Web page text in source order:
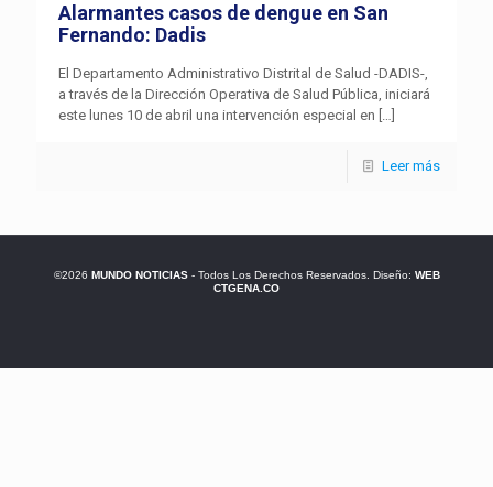
Alarmantes casos de dengue en San
Fernando: Dadis
El Departamento Administrativo Distrital de Salud -DADIS-,
a través de la Dirección Operativa de Salud Pública, iniciará
este lunes 10 de abril una intervención especial en […]
Leer más
©2026 MUNDO NOTICIAS- Todos Los Derechos Reservados. Diseño: WEB
CTGENA.CO